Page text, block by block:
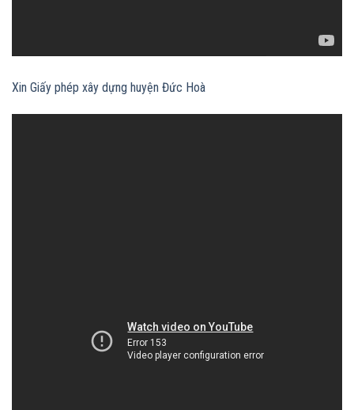
Xin Giấy phép xây dựng huyện Đức Hoà